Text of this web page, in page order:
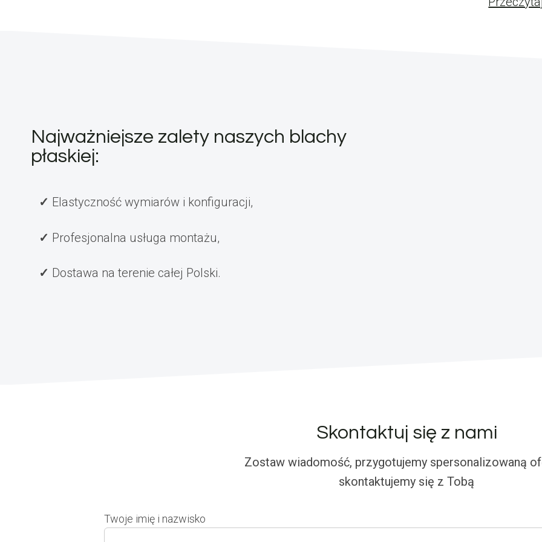
Najważniejsze zalety naszych blachy
płaskiej:
Elastyczność wymiarów i konfiguracji,
Profesjonalna usługa montażu,
Dostawa na terenie całej Polski.
Skontaktuj się z nami
Zostaw wiadomość, przygotujemy spersonalizowaną
skontaktujemy się z Tobą
Twoje imię i nazwisko